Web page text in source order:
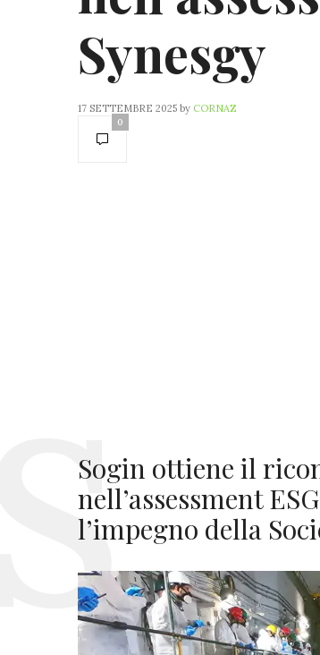
Synesgy
17 SETTEMBRE 2025 by CORNAZ
0
Sogin ottiene il
nell’assessment
l’impegno della